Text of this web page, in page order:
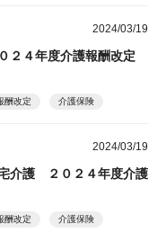
2024/03/19
２４年度介護報酬改定
酬改定 介護保険
2024/03/19
介護 ２０２４年度介護
酬改定 介護保険